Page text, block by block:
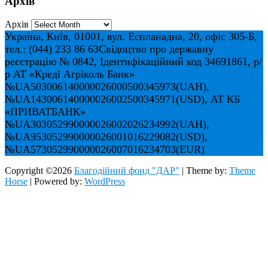
Архів
Україна, Київ, 01001, вул. Еспланадна, 20, офіс 305-Б,
тел.: (044) 233 86 63Свідоцтво про державну
реєстрацію № 0842, Ідентифікаційний код 34691861, р/
р АТ «Креді Агріколь Банк»
№UA503006140000026000500345973(UAH),
№UA143006140000026002500345971(USD), АТ КБ
«ПРИВАТБАНК»
№UA303052990000026002026234992(UAH),
№UA953052990000026001016229082(USD),
№UA573052990000026007016234703(EUR)
Copyright ©2026 Благодійний фонд "ДАР" | Theme by: Theme
Horse | Powered by: WordPress